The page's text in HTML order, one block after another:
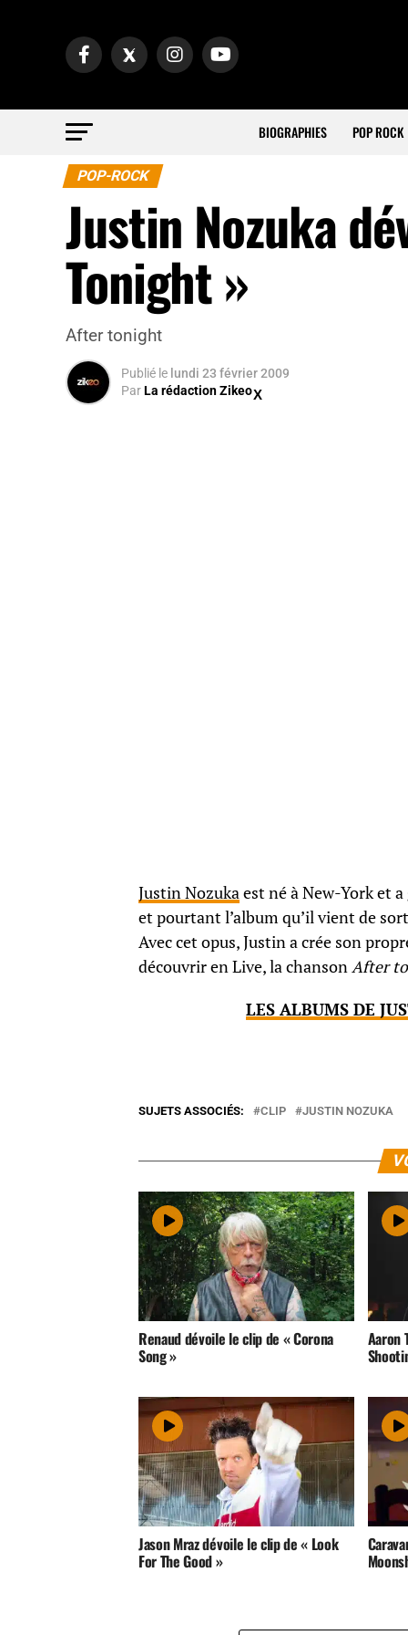
BIOGRAPHIES POP ROCK
POP-ROCK
Justin Nozuka
Tonight »
After tonight
Publié le lundi 23 février 2009
ParLa rédaction Zikeo
Justin Nozukaest né à New-York et
et pourtant l’album qu’il vient de
Avec cet opus, Justin a crée son
découvrir en Live, la chansonAfter
LES ALBUMS DE
SUJETS ASSOCIÉS: CLIP JUSTIN NOZUKA
Renaud dévoile le clip de « Corona
Song »
Aaron
Jason Mraz dévoile le clip de « Look
For The Good »